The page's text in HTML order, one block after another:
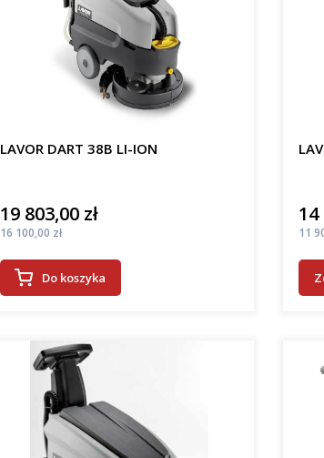
LAVOR DART 38B LI-ION
Cena
19 803,00 zł
Cena
16 100,00 zł
Do koszyka
14
Cena
11